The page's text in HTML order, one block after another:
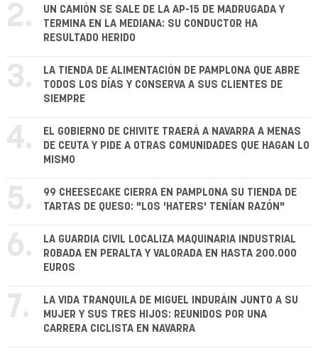
2.
UN CAMIÓN SE SALE DE LA AP-15 DE MADRUGADA Y
TERMINA EN LA MEDIANA: SU CONDUCTOR HA
RESULTADO HERIDO
3.
LA TIENDA DE ALIMENTACIÓN DE PAMPLONA QUE ABRE
TODOS LOS DÍAS Y CONSERVA A SUS CLIENTES DE
SIEMPRE
4.
EL GOBIERNO DE CHIVITE TRAERÁ A NAVARRA A MENAS
DE CEUTA Y PIDE A OTRAS COMUNIDADES QUE HAGAN LO
MISMO
5.
99 CHEESECAKE CIERRA EN PAMPLONA SU TIENDA DE
TARTAS DE QUESO: "LOS 'HATERS' TENÍAN RAZÓN"
6.
LA GUARDIA CIVIL LOCALIZA MAQUINARIA INDUSTRIAL
ROBADA EN PERALTA Y VALORADA EN HASTA 200.000
EUROS
7.
LA VIDA TRANQUILA DE MIGUEL INDURÁIN JUNTO A SU
MUJER Y SUS TRES HIJOS: REUNIDOS POR UNA
CARRERA CICLISTA EN NAVARRA